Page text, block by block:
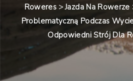
Roweres >Jazda Na Rowerze
Problematyczną Podczas
Odpowiedni Strój Dla